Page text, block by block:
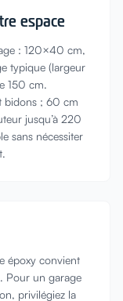
espace
: 120×40 cm,
typique (largeur
150 cm.
bidons ; 60 cm
jusqu’à 220
sans nécessiter
époxy convient
Pour un garage
privilégiez la